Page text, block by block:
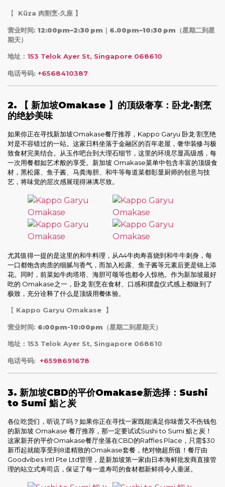
【 Kūza 肉割烹·久座 】
营业时间: 12:00pm–2:30 pm｜6.00pm–10:30 pm （星期二到星
期天）
地址： 153 Telok Ayer St, Singapore 068610
电话号码: +6568410387
2. 【 新加坡Omakase 】的顶级奢享：卧龙·割烹
的绝妙美味
如果你正在寻找新加坡Omakase餐厅推荐，Kappo Garyu 卧龙·割烹绝
对是不容错过的一站。这家日料坐落于金融区的百年老屋，奢华装修与极
致食材完美结合。从玉作吧台到大理石细节，这里的环境尽显高级感，每
一次用餐都如艺术般的享受。新加坡 Omakase菜单中包含丰富的顶级食
材，黑松露、鱼子酱、马粪海胆、和牛等每道菜都彰显厨师的创意与技
艺，将味觉的层次感展现得淋漓尽致。
尤其值得一提的是这里的和牛料理，从A4牛肉寿喜烧到和牛牛刺身，每
一口都饱含肉质的细腻与香气，而加入松露、鱼子酱等元素后更是锦上添
花。同时，前菜如牛肉塔塔、海胆可颂等也都令人惊艳。作为新加坡最好
吃的 Omakase之一，卧龙·割烹在食材、口感和摆盘仪式感上都做到了
极致，充分诠释了什么是顶级用餐体验。
【 Kappo Garyu Omakase 】
营业时间: 6:00pm-10:00pm（星期二到星期天）
地址：153 Telok Ayer St, Singapore 068610
电话号码: +6598691678
3. 新加坡CBD的平价Omakase新选择：Sushi
to Sumi 鮨と炭
各位吃货们，听说了吗？如果你正在寻找一家既能满足你味蕾又不伤钱包
的新加坡 Omakase 餐厅推荐，那一定要试试Sushi to Sumi 鮨と炭！
这家新开的平价Omakase餐厅坐落在CBD的Raffles Place，只需$30
新币起就能享受到8道精致的Omakase套餐，绝对物超所值！餐厅由
Goodvibes Intl Pte Ltd管理，是新加坡第一家由日本海鲜批发商直接管
理的站立式寿司店，保证了每一道寿司的食材都新鲜得令人垂涎。